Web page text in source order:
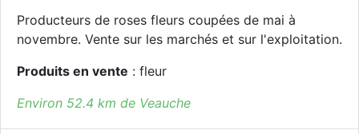
Producteurs de roses fleurs coupées de mai à
novembre. Vente sur les marchés et sur l'exploitation.
Produits en vente : fleur
Environ 52.4 km de Veauche